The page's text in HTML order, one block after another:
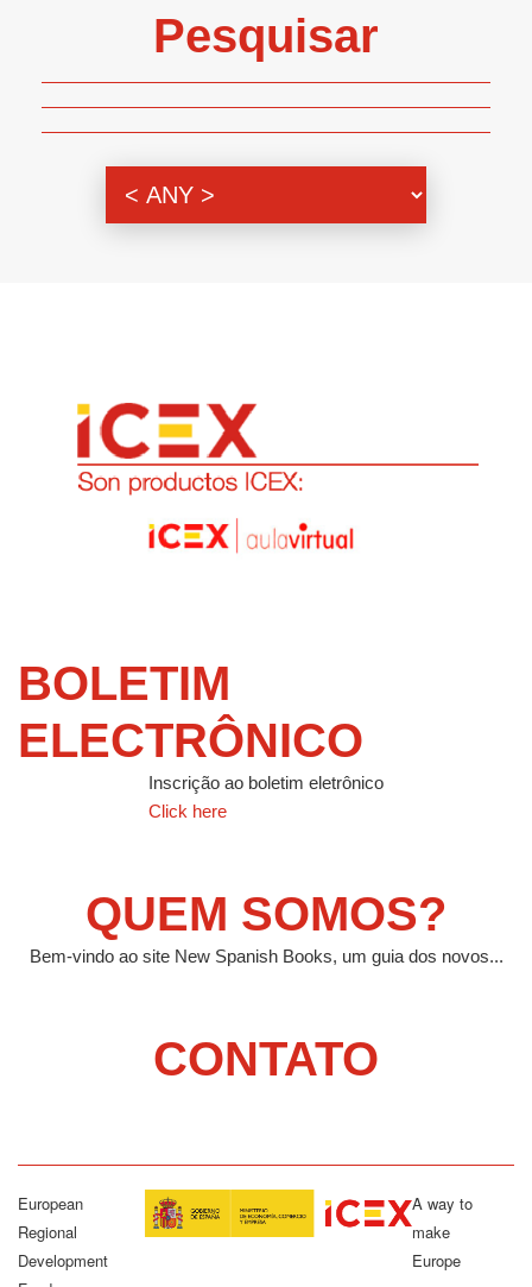
Pesquisar
BOLETIM
ELECTRÔNICO
Inscrição ao boletim eletrônico
Click here
QUEM SOMOS?
Bem-vindo ao site New Spanish Books, um guia dos novos...
CONTATO
European
Regional
Development
A way to
make
Europe